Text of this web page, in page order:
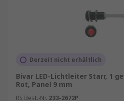
Derzeit nicht erhältlich
Bivar LED-Lichtleiter Starr, 1
Rot, Panel 9 mm
RS Best.-Nr. 233-2672P